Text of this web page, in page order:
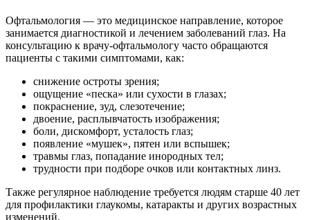
Офтальмология — это медицинское направление, которое
занимается диагностикой и лечением заболеваний глаз. На
консультацию к врачу-офтальмологу часто обращаются
пациенты с такими симптомами, как:
снижение остроты зрения;
ощущение «песка» или сухости в глазах;
покраснение, зуд, слезотечение;
двоение, расплывчатость изображения;
боли, дискомфорт, усталость глаз;
появление «мушек», пятен или вспышек;
травмы глаз, попадание инородных тел;
трудности при подборе очков или контактных линз.
Также регулярное наблюдение требуется людям старше 40 лет
для профилактики глаукомы, катаракты и других возрастных
изменений.